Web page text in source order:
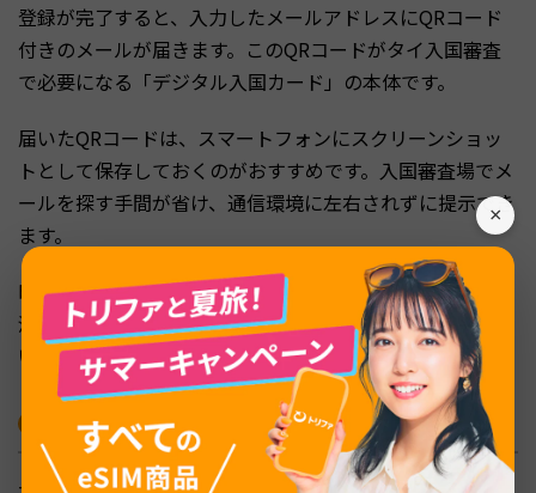
×
登録が完了すると、入力したメールアドレスにQRコード
付きのメールが届きます。このQRコードがタイ入国審査
で必要になる「デジタル入国カード」の本体です。
届いたQRコードは、スマートフォンにスクリーンショッ
トとして保存しておくのがおすすめです。入国審査場でメ
ールを探す手間が省け、通信環境に左右されずに提示でき
ます。
印刷して持参することも可能なので、スマートフォンの電
池切れが心配な方は紙でバックアップを用意しておくとよ
いでしょう。
TDAC登録時の注意点とよくあるトラブル